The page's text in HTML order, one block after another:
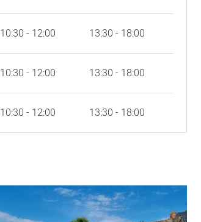
10:30 - 12:00 13:30 - 18:00
10:30 - 12:00 13:30 - 18:00
10:30 - 12:00 13:30 - 18:00